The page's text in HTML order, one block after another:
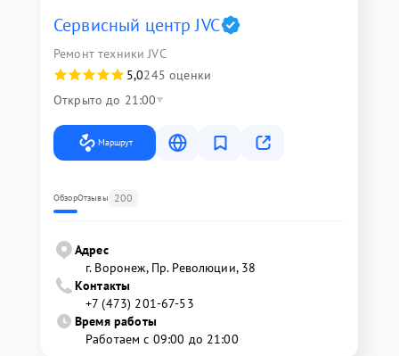
Сервисный центр JVC
Ремонт техники JVC
5,0245 оценки
Открыто до 21:00
Маршрут
ОбзорОтзывы 200
Адрес
г. Воронеж, Пр. Революции, 38
Контакты
+7 (473) 201-67-53
Время работы
Работаем с 09:00 до 21:00